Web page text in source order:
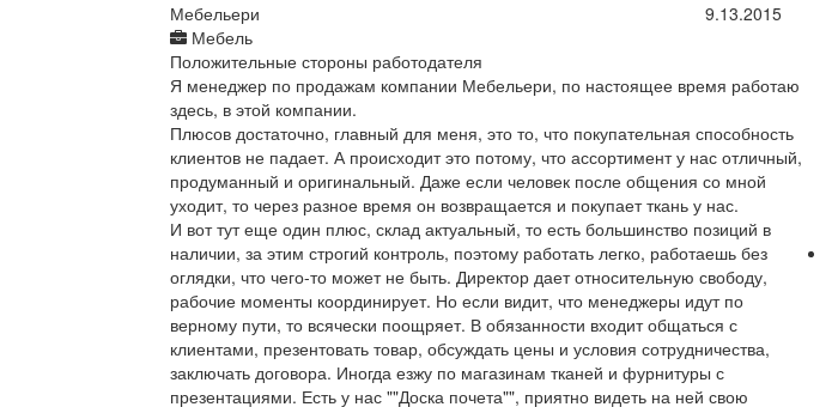
Мебельери
Мебель
9.13.2015
Положительные стороны работодателя
Я менеджер по продажам компании Мебельери, по настоящее время работаю
здесь, в этой компании.
Плюсов достаточно, главный для меня, это то, что покупательная способность
клиентов не падает. А происходит это потому, что ассортимент у нас отличный,
продуманный и оригинальный. Даже если человек после общения со мной
уходит, то через разное время он возвращается и покупает ткань у нас.
И вот тут еще один плюс, склад актуальный, то есть большинство позиций в
наличии, за этим строгий контроль, поэтому работать легко, работаешь без
оглядки, что чего-то может не быть. Директор дает относительную свободу,
рабочие моменты координирует. Но если видит, что менеджеры идут по
верному пути, то всячески поощряет. В обязанности входит общаться с
клиентами, презентовать товар, обсуждать цены и условия сотрудничества,
заключать договора. Иногда езжу по магазинам тканей и фурнитуры с
презентациями. Есть у нас ""Доска почета"", приятно видеть на ней свою